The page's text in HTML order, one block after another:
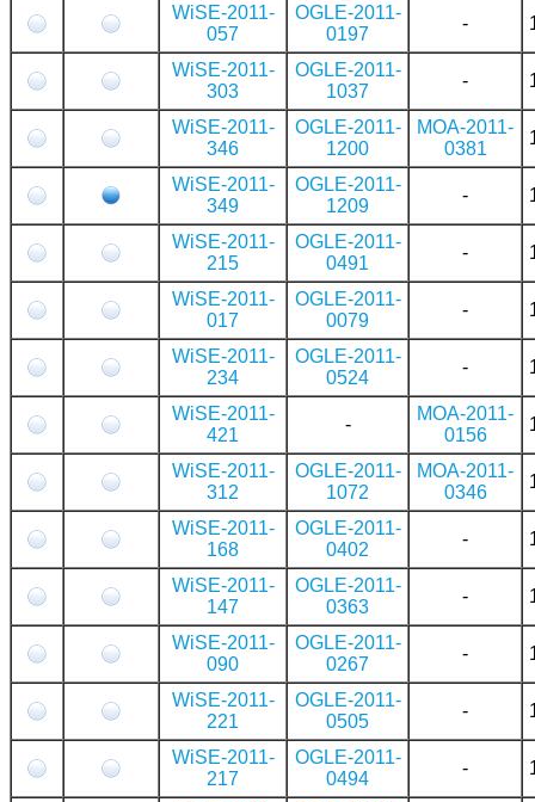
WiSE-2011-
057
OGLE-2011-
0197
-
WiSE-2011-
303
OGLE-2011-
1037
-
WiSE-2011-
346
OGLE-2011-
1200
MOA-2011-
0381
WiSE-2011-
349
OGLE-2011-
1209
-
WiSE-2011-
215
OGLE-2011-
0491
-
WiSE-2011-
017
OGLE-2011-
0079
-
WiSE-2011-
234
OGLE-2011-
0524
-
WiSE-2011-
421
-
MOA-2011-
0156
WiSE-2011-
312
OGLE-2011-
1072
MOA-2011-
0346
WiSE-2011-
168
OGLE-2011-
0402
-
WiSE-2011-
147
OGLE-2011-
0363
-
WiSE-2011-
090
OGLE-2011-
0267
-
WiSE-2011-
221
OGLE-2011-
0505
-
WiSE-2011-
217
OGLE-2011-
0494
-